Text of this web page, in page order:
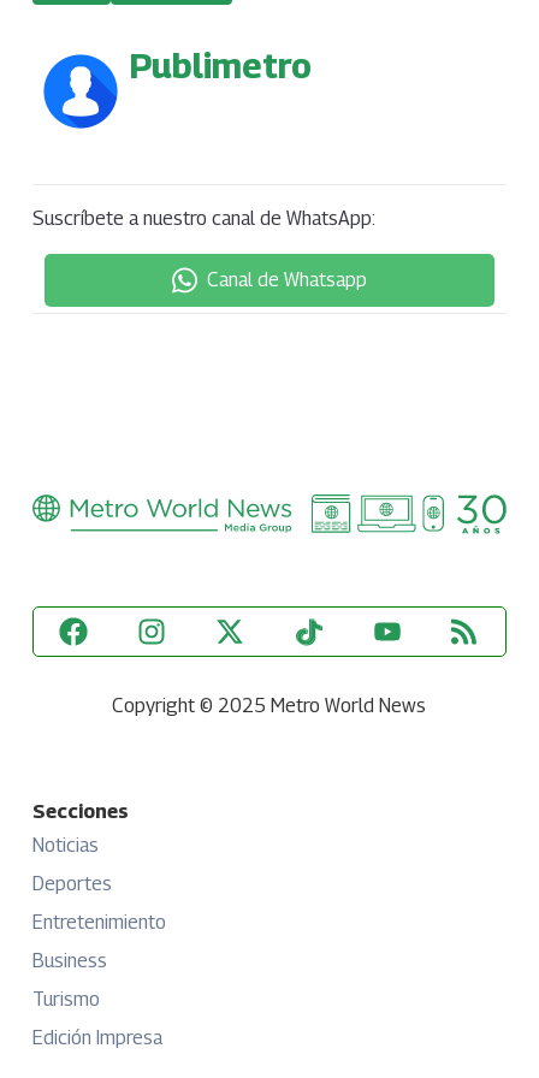
Publimetro
Suscríbete a nuestro canal de WhatsApp:
Canal de Whatsapp
Copyright © 2025 Metro World News
Secciones
Noticias
Deportes
Entretenimiento
Business
Turismo
Edición Impresa